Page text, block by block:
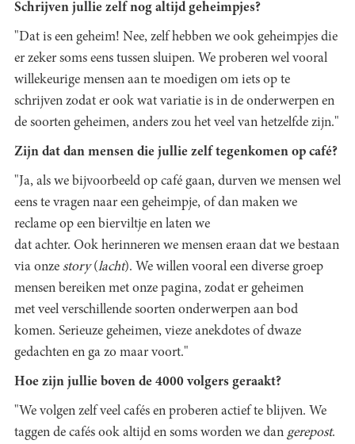
Schrijven jullie zelf nog altijd geheimpjes?
"Dat is een geheim! Nee, zelf hebben we ook geheimpjes die
er zeker soms eens tussen sluipen. We proberen wel vooral
willekeurige mensen aan te moedigen om iets op te
schrijven zodat er ook wat variatie is in de onderwerpen en
de soorten geheimen, anders zou het veel van hetzelfde zijn."
Zijn dat dan mensen die jullie zelf tegenkomen op café?
"Ja, als we bijvoorbeeld op café gaan, durven we mensen wel
eens te vragen naar een geheimpje, of dan maken we
reclame op een bierviltje en laten we
dat achter. Ook herinneren we mensen eraan dat we bestaan
via onze story(lacht). We willen vooral een diverse groep
mensen bereiken met onze pagina, zodat er geheimen
met veel verschillende soorten onderwerpen aan bod
komen. Serieuze geheimen, vieze anekdotes of dwaze
gedachten en ga zo maar voort."
Hoe zijn jullie boven de 4000 volgers geraakt?
"We volgen zelf veel cafés en proberen actief te blijven. We
taggen de cafés ook altijd en soms worden we dan gerepost.